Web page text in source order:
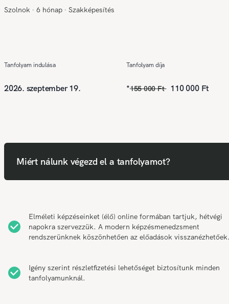
Szolnok ∙ 6 hónap ∙ Szakképesítés
Tanfolyam indulása
2026. szeptember 19.
Tanfolyam díja
*155 000 Ft 110 000 Ft
Miért nálunk végezd el a tanfolyamot?
Elméleti képzéseinket (élő) online formában tartjuk, hétvégi
napokra szervezzük. A modern képzésmenedzsment
rendszerünknek köszönhetően az előadások
Igény szerint részletfizetési lehetőséget biztosítunk minden
tanfolyamunknál.